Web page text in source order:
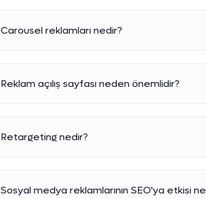
Carousel reklamları nedir?
Reklam açılış sayfası neden önemlidir?
Retargeting nedir?
Sosyal medya reklamlarının SEO'ya etkisi